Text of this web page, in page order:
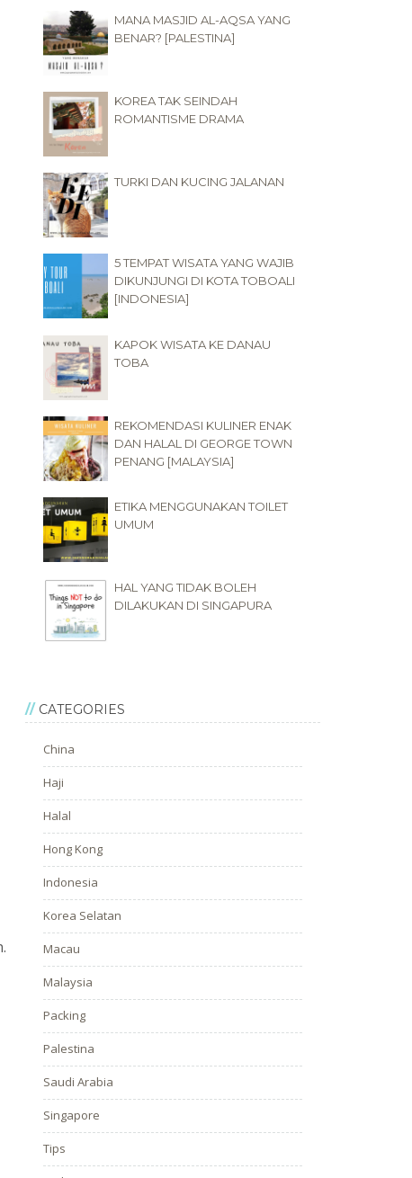
MANA MASJID AL-AQSA YANG
BENAR? [PALESTINA]
KOREA TAK SEINDAH
ROMANTISME DRAMA
TURKI DAN KUCING JALANAN
5 TEMPAT WISATA YANG WAJIB
DIKUNJUNGI DI KOTA TOBOALI
[INDONESIA]
KAPOK WISATA KE DANAU
TOBA
REKOMENDASI KULINER ENAK
DAN HALAL DI GEORGE TOWN
PENANG [MALAYSIA]
ETIKA MENGGUNAKAN TOILET
UMUM
HAL YANG TIDAK BOLEH
DILAKUKAN DI SINGAPURA
CATEGORIES
China
Haji
Halal
Hong Kong
Indonesia
Korea Selatan
Macau
Malaysia
Packing
Palestina
Saudi Arabia
Singapore
Tips